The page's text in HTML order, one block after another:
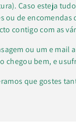
Caso esteja
de encomendas
contigo com as
ou um e mail
chegou bem, e
que gostes